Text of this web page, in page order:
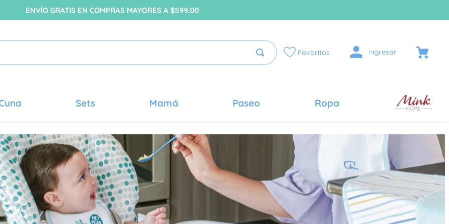
ENVÍO GRATIS EN COMPRAS MAYORES A $599.00
Favoritos Ingresar
Sets Mamá Paseo Ropa